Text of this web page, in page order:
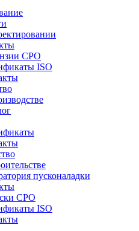
СРО
ISO
пусконаладки
СРО
ISO